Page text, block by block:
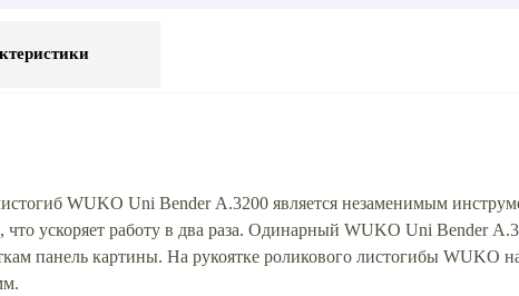
WUKO Uni Bender А.3200 является незаменимым
ускоряет работу в два раза. Одинарный WUKO Uni Bender
панель картины. На рукоятке роликового листогибы WUKO